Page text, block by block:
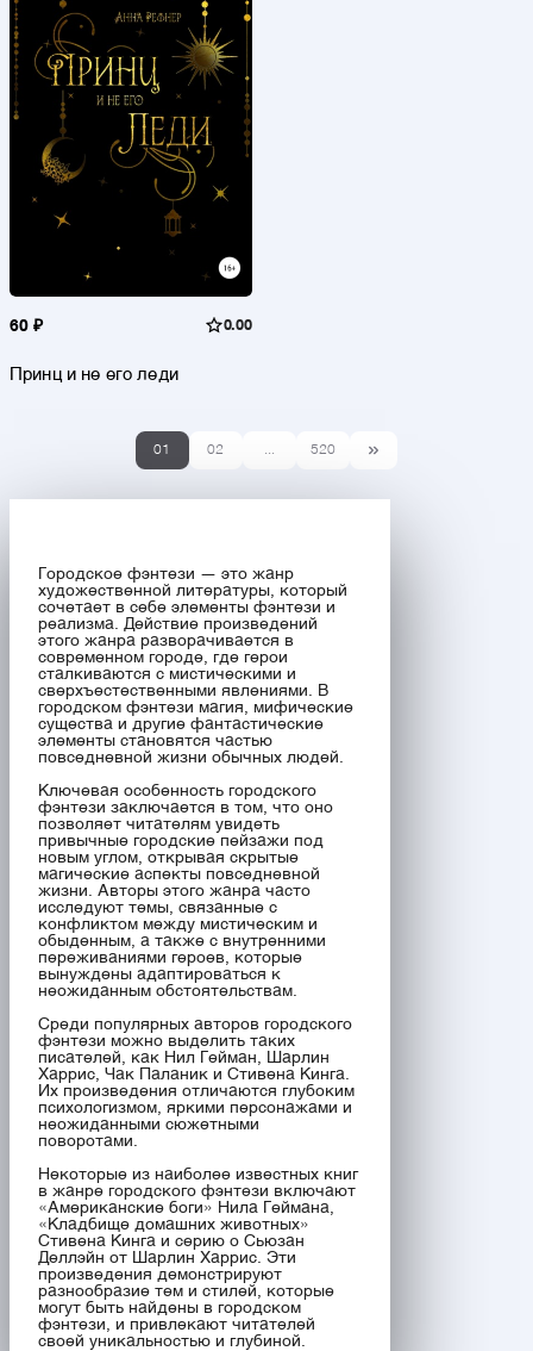
60 ₽ 0.00
Принц и не его леди
01 02 ... 520
Городское фэнтези — это жанр
художественной литературы, который
сочетает в себе элементы фэнтези и
реализма. Действие произведений
этого жанра разворачивается в
современном городе, где герои
сталкиваются с мистическими и
сверхъестественными явлениями. В
городском фэнтези магия, мифические
существа и другие фантастические
элементы становятся частью
повседневной жизни обычных людей.
Ключевая особенность городского
фэнтези заключается в том, что оно
позволяет читателям увидеть
привычные городские пейзажи под
новым углом, открывая скрытые
магические аспекты повседневной
жизни. Авторы этого жанра часто
исследуют темы, связанные с
конфликтом между мистическим и
обыденным, а также с внутренними
переживаниями героев, которые
вынуждены адаптироваться к
неожиданным обстоятельствам.
Среди популярных авторов городского
фэнтези можно выделить таких
писателей, как Нил Гейман, Шарлин
Харрис, Чак Паланик и Стивена Кинга.
Их произведения отличаются глубоким
психологизмом, яркими персонажами и
неожиданными сюжетными
поворотами.
Некоторые из наиболее известных книг
в жанре городского фэнтези включают
«Американские боги» Нила Геймана,
«Кладбище домашних животных»
Стивена Кинга и серию о Сьюзан
Деллэйн от Шарлин Харрис. Эти
произведения демонстрируют
разнообразие тем и стилей, которые
могут быть найдены в городском
фэнтези, и привлекают читателей
своей уникальностью и глубиной.